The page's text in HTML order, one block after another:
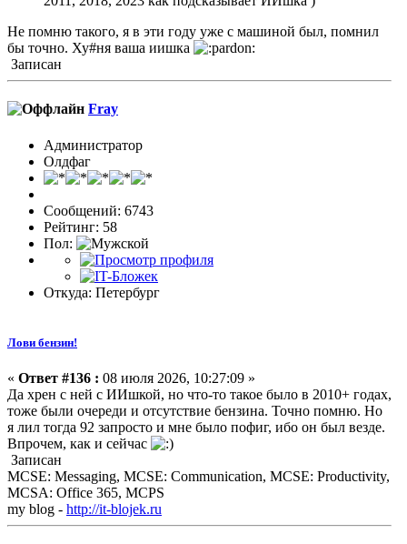
Не помню такого, я в эти году уже с машиной был, помнил
бы точно. Ху#ня ваша иишка
Записан
Fray
Администратор
Олдфаг
Сообщений: 6743
Рейтинг: 58
Пол:
Откуда: Петербург
Лови бензин!
« Ответ #136 : 08 июля 2026, 10:27:09 »
Да хрен с ней с ИИшкой, но что-то такое было в 2010+ годах,
тоже были очереди и отсутствие бензина. Точно помню. Но
я лил тогда 92 запросто и мне было пофиг, ибо он был везде.
Впрочем, как и сейчас
Записан
MCSE: Messaging, MCSE: Communication, MCSE: Productivity,
MCSA: Office 365, MCPS
my blog - http://it-blojek.ru